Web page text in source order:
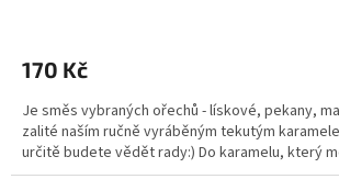
170 Kč
Je směs vybraných ořechů - lískové, pekany,
zalité naším ručně vyráběným tekutým
určitě budete vědět rady:) Do karamelu, který